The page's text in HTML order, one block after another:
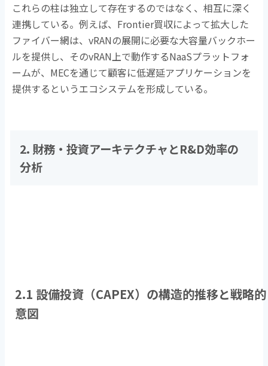
これらの柱は独立して存在するのではなく、相互に深く
連携している。例えば、 Frontier買収によって拡大した
ファイバー網は、vRANの展開に必要な大容量バックホー
ルを提供し、そのvRAN上で動作するNaaSプラットフォ
ームが、 MECを通じて顧客に低遅延アプリケーションを
提供するというエコシステムを形成している。
2. 財務・投資アーキテクチャとR&D効率の
分析
2.1 設備投資（CAPEX）の構造的推移と戦略的
意図